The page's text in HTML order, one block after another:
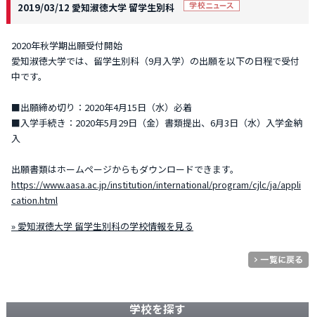
2019/03/12 愛知淑徳大学 留学生別科
2020年秋学期出願受付開始
愛知淑徳大学では、留学生別科（9月入学）の出願を以下の日程で受付
中です。
■出願締め切り：2020年4月15日（水）必着
■入学手続き：2020年5月29日（金）書類提出、6月3日（水）入学金納
入
出願書類はホームページからもダウンロードできます。
https://www.aasa.ac.jp/institution/international/program/cjlc/ja/appli
cation.html
» 愛知淑徳大学 留学生別科の学校情報を見る
学校を探す